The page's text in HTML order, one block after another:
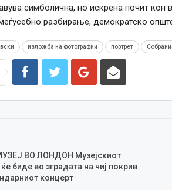
симболична, но искрена почит
разбирање, демократско
изложба на фотографии портрет
ВО ЛОНДОН Музејскиот
биде во зградата на чиј покрив
концерт